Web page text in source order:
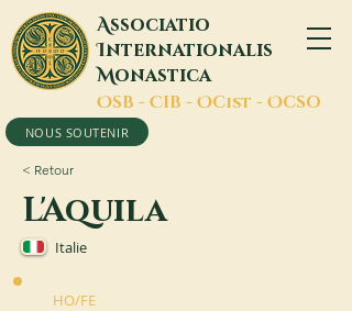
Associatio
Internationalis
Monastica
OSB - CIB - OCist - OCSO
NOUS SOUTENIR
< Retour
L'Aquila
Italie
HO/FE